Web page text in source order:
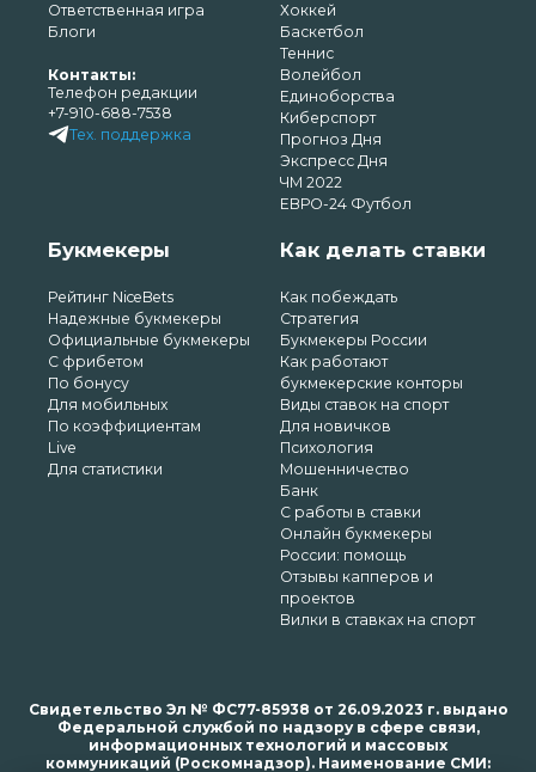
Ответственная игра
Блоги
Контакты:
Телефон редакции
+7-910-688-7538
Тех. поддержка
Хоккей
Баскетбол
Теннис
Волейбол
Единоборства
Киберспорт
Прогноз Дня
Экспресс Дня
ЧМ 2022
ЕВРО-24 Футбол
Букмекеры
Рейтинг NiceBets
Надежные букмекеры
Официальные букмекеры
С фрибетом
По бонусу
Для мобильных
По коэффициентам
Live
Для статистики
Как делать ставки
Как побеждать
Стратегия
Букмекеры России
Как работают
букмекерские конторы
Виды ставок на спорт
Для новичков
Психология
Мошенничество
Банк
С работы в ставки
Онлайн букмекеры
России: помощь
Отзывы капперов и
проектов
Вилки в ставках на спорт
Свидетельство Эл № ФС77-85938 от 26.09.2023 г. выдано
Федеральной службой по надзору в сфере связи,
информационных технологий и массовых
коммуникаций (Роскомнадзор). Наименование СМИ: